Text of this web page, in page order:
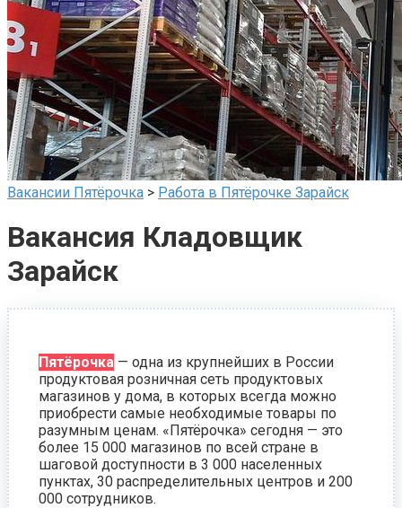
Вакансии Пятёрочка > Работа в Пятёрочке Зарайск
Вакансия Кладовщик
Зарайск
Пятёрочка — одна из крупнейших в России
продуктовая розничная сеть продуктовых
магазинов у дома, в которых всегда можно
приобрести самые необходимые товары по
разумным ценам. «Пятёрочка» сегодня — это
более 15 000 магазинов по всей стране в
шаговой доступности в 3 000 населенных
пунктах, 30 распределительных центров и 200
000 сотрудников.